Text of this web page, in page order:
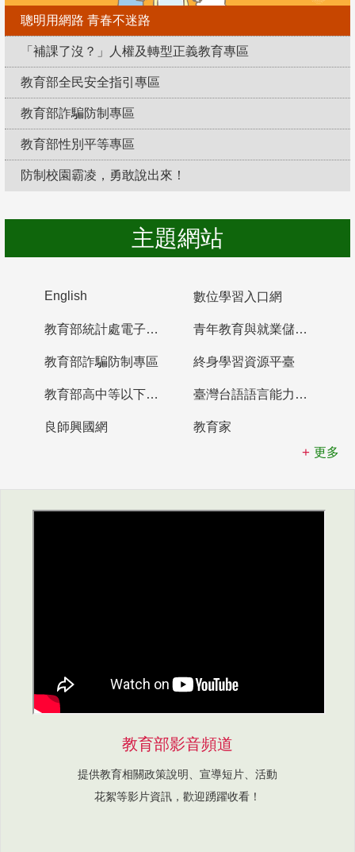
聰明用網路 青春不迷路
「補課了沒？」人權及轉型正義教育專區
教育部全民安全指引專區
教育部詐騙防制專區
教育部性別平等專區
防制校園霸凌，勇敢說出來！
主題網站
English 數位學習入口網
教育部統計處電子書櫃 青年教育與就業儲蓄帳戶
教育部詐騙防制專區 終身學習資源平臺
教育部高中等以下學校及幼兒園教師資格檢定考試 臺灣台語語言能力認證網站
良師興國網
教育家
更多
教育部影音頻道
提供教育相關政策說明、宣導短片、活動
花絮等影片資訊，歡迎踴躍收看！